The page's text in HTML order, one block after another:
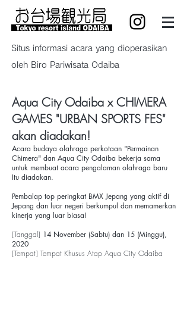
Situs informasi acara yang dioperasikan
oleh Biro Pariwisata Odaiba
Aqua City Odaiba x CHIMERA
GAMES "URBAN SPORTS FES"
akan diadakan!
Acara budaya olahraga perkotaan "Permainan
Chimera" dan Aqua City Odaiba bekerja sama
untuk membuat acara pengalaman olahraga baru
Itu diadakan.
Pembalap top peringkat BMX Jepang yang aktif di
Jepang dan luar negeri berkumpul dan memamerkan
kinerja yang luar biasa!
[Tanggal] 14 November (Sabtu) dan 15 (Minggu),
2020
[Tempat] Tempat Khusus Atap Aqua City Odaiba